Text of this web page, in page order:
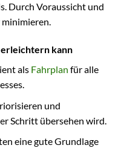
Durch Voraussicht und
minimieren.
kann
als Fahrplan für alle
und
Schritt übersehen wird.
eine gute Grundlage